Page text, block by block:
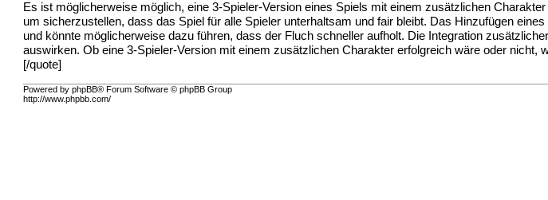
Es ist möglicherweise möglich, eine 3-Spieler-Version eines Spiels mit einem zusätzlichen
um sicherzustellen, dass das Spiel für alle Spieler unterhaltsam und fair bleibt. Das Hinzufügen
und könnte möglicherweise dazu führen, dass der Fluch schneller aufholt. Die Integration
auswirken. Ob eine 3-Spieler-Version mit einem zusätzlichen Charakter erfolgreich wäre oder
[/quote]
Powered by phpBB® Forum Software © phpBB Group
http://www.phpbb.com/